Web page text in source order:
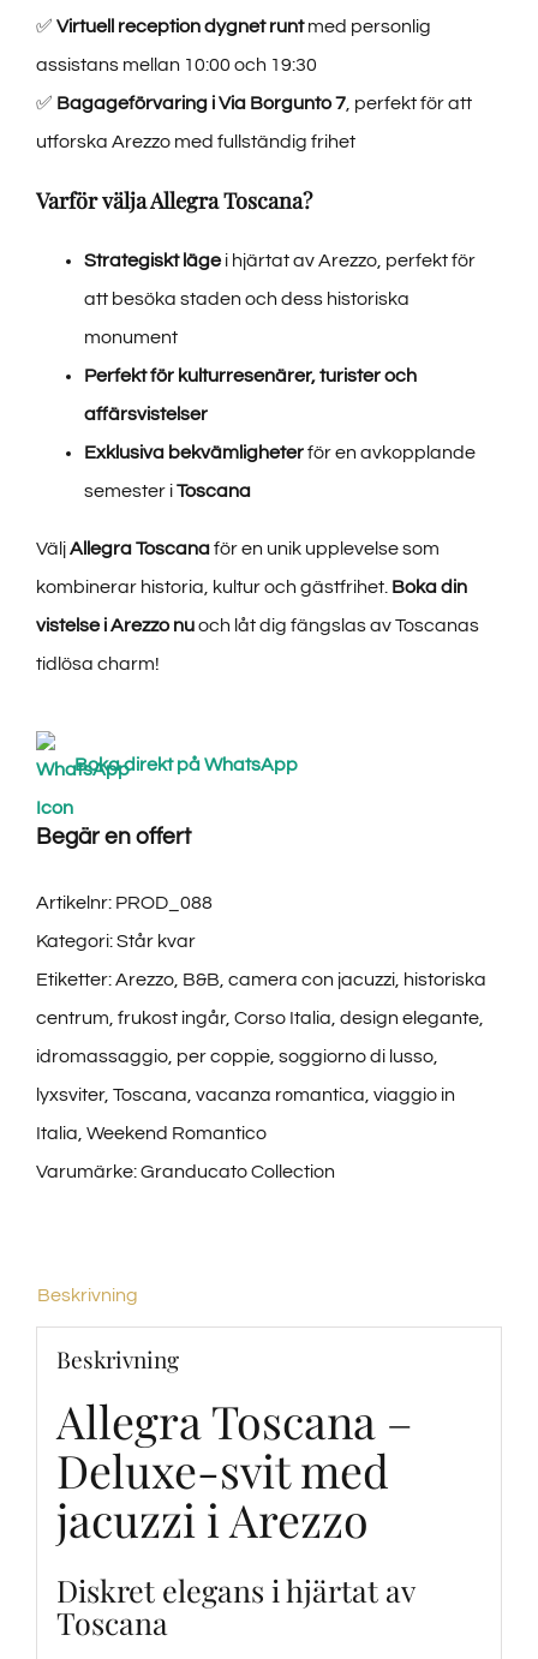
✅ Virtuell reception dygnet runtmed personlig
assistans mellan 10:00 och 19:30
✅ Bagageförvaring i Via Borgunto 7, perfekt för att
utforska Arezzo med fullständig frihet
Varför välja Allegra Toscana?
Strategiskt lägei hjärtat av Arezzo, perfekt för
att besöka staden och dess historiska
monument
Perfekt för kulturresenärer, turister och
affärsvistelser
Exklusiva bekvämligheterför en avkopplande
semester iToscana
VäljAllegra Toscanaför en unik upplevelse som
kombinerar historia, kultur och gästfrihet. Boka din
vistelse i Arezzo nuoch låt dig fängslas av Toscanas
tidlösa charm!
Boka direkt på WhatsApp
Begär en offert
Artikelnr: PROD_088
Kategori:Står kvar
Etiketter:Arezzo, B&B, camera con jacuzzi, historiska
centrum, frukost ingår, Corso Italia, design elegante,
idromassaggio, per coppie, soggiorno di lusso,
lyxsviter, Toscana, vacanza romantica, viaggio in
Italia, Weekend Romantico
Varumärke:Granducato Collection
Beskrivning
Beskrivning
Allegra Toscana –
Deluxe-svit med
jacuzzi i Arezzo
Diskret elegans i hjärtat av
Toscana